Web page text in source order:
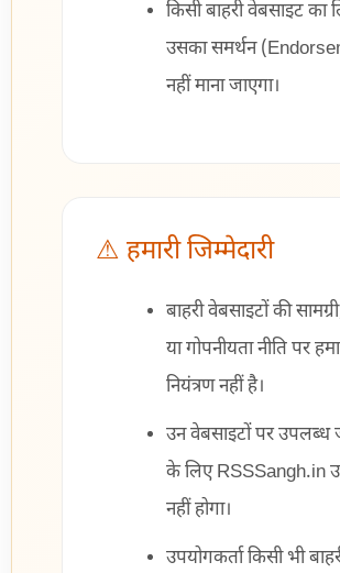
किसी बाहरी वेबसाइट का
उसका समर्थन
नहीं माना जाएगा।
⚠ हमारी जिम्मेदारी
बाहरी वेबसाइटों की
या गोपनीयता नीति पर
नियंत्रण नहीं है।
उन वेबसाइटों पर उपलब्ध
के लिए RSSSangh.in
नहीं होगा।
उपयोगकर्ता किसी भी